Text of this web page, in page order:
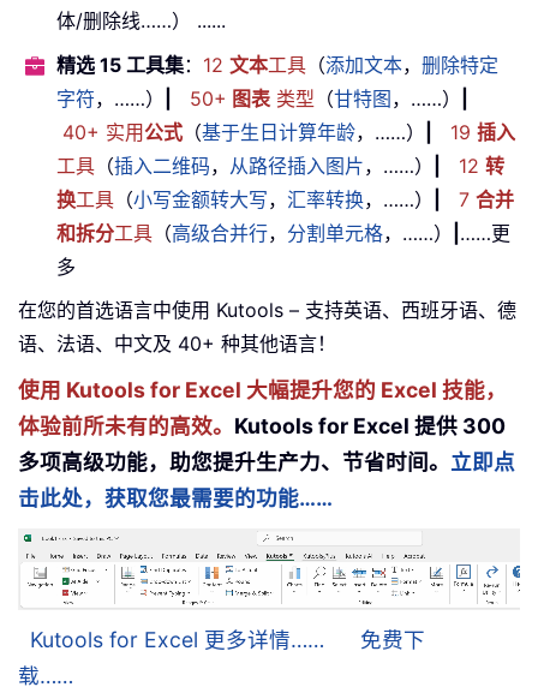
体/删除线……） ......
精选 15 工具集： 12 文本工具 （添加文本， 删除特定
字符，……） 50+ 图表 类型 （甘特图，……）
40+ 实用公式 （基于生日计算年龄，……） 19 插入
工具 （插入二维码， 从路径插入图片，……） 12 转
换工具 （小写金额转大写， 汇率转换，……） 7 合并
和拆分工具 （高级合并行， 分割单元格，……）
……更
多
在您的首选语言中使用 Kutools – 支持英语、西班牙语、德
语、法语、中文及 40+ 种其他语言！
使用 Kutools for Excel 大幅提升您的 Excel 技能，
体验前所未有的高效。 Kutools for Excel 提供 300
多项高级功能，助您提升生产力、节省时间。 立即点
击此处，获取您最需要的功能……
Kutools for Excel 更多详情……
免费下
载……